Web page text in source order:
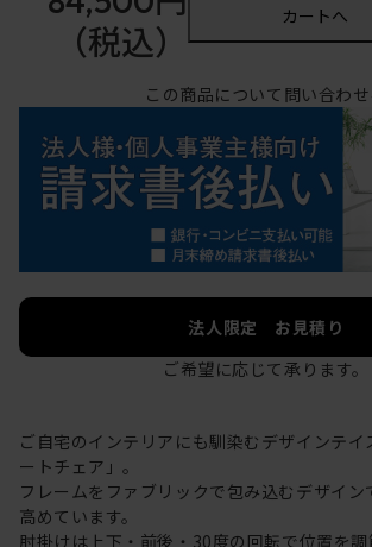
（税込）
カートへ
この商品について問い合わせ
法人限定 お見積り
ご希望に応じて承ります。
ご自宅のインテリアにも馴染むデザインテイ
ートチェア」。
フレームをファブリックで包み込むデザイン
高めています。
肘掛けは上下・前後・30度の回転で位置を